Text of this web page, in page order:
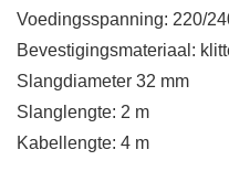
Voedingsspanning: 220/
Bevestigingsmateriaal:
Slangdiameter 32 mm
Slanglengte: 2 m
Kabellengte: 4 m